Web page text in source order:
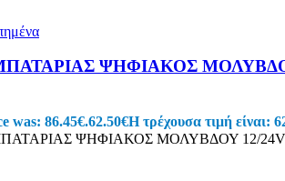
Πορτατίφ
Φωτάκια Νυκτός
Ντουί
Μπαλαντέζες
ΨΗΦΙΑΚΟΣ ΜΟΛΥΒΔΟΥ
was: 86.45€.62.50€Η τρέχουσα τιμή είναι:
ΨΗΦΙΑΚΟΣ ΜΟΛΥΒΔΟΥ 12/24V